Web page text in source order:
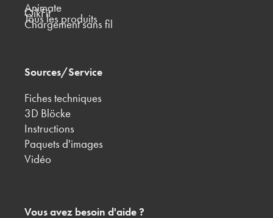
Animate
QikFit
Tous les produits
Chargement sans fil
Sources/Service
Fiches techniques
3D Blöcke
Instructions
Paquets d'images
Vidéo
Vous avez besoin d'aide ?